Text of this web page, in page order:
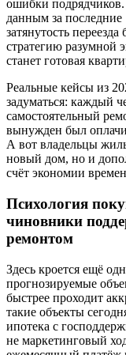
ошибки подрядчиков.
данным за последние
затянутость
стратегию
станет готовая
Реальные кейсы из
задуматься: каждый
самостоятельный
вынужден был
А вот владельцы
новый дом, но и
счёт экономии
Психология
чиновники
ремонтом
Здесь кроется ещё
прогнозируемые
быстрее проходит
такие объекты
ипотека с
не маркетинговый